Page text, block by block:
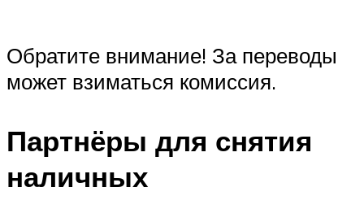
Обратите внимание! За переводы
может взиматься комиссия.
Партнёры для снятия
наличных